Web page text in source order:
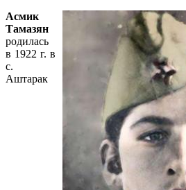
Асмик
Тамазян
родилась
в 1922 г. в
с.
Аштарак